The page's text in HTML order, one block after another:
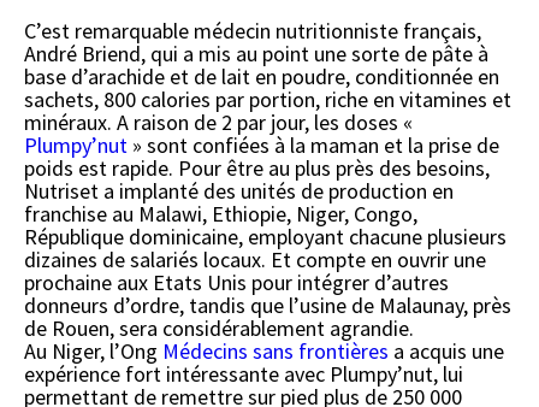
C’est remarquable médecin nutritionniste français,
André Briend, qui a mis au point une sorte de pâte à
base d’arachide et de lait en poudre, conditionnée en
sachets, 800 calories par portion, riche en vitamines et
minéraux. A raison de 2 par jour, les doses «
Plumpy’nut » sont confiées à la maman et la prise de
poids est rapide. Pour être au plus près des besoins,
Nutriset a implanté des unités de production en
franchise au Malawi, Ethiopie, Niger, Congo,
République dominicaine, employant chacune plusieurs
dizaines de salariés locaux. Et compte en ouvrir une
prochaine aux Etats Unis pour intégrer d’autres
donneurs d’ordre, tandis que l’usine de Malaunay, près
de Rouen, sera considérablement agrandie.
Au Niger, l’Ong Médecins sans frontières a acquis une
expérience fort intéressante avec Plumpy’nut, lui
permettant de remettre sur pied plus de 250 000